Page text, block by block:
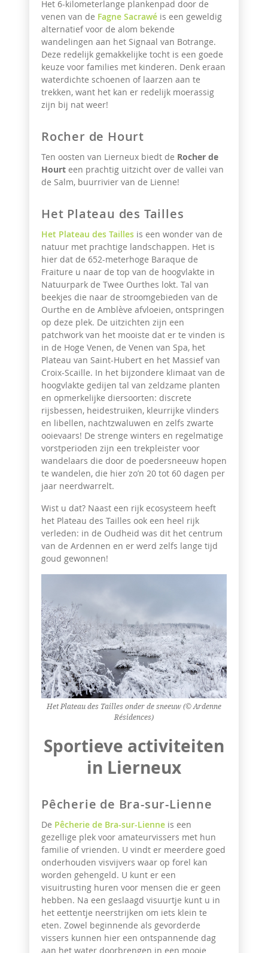
Het 6-kilometerlange plankenpad door de
venen van de Fagne Sacrawé is een geweldig
alternatief voor de alom bekende
wandelingen aan het Signaal van Botrange.
Deze redelijk gemakkelijke tocht is een goede
keuze voor families met kinderen. Denk eraan
waterdichte schoenen of laarzen aan te
trekken, want het kan er redelijk moerassig
zijn bij nat weer!
Rocher de Hourt
Ten oosten van Lierneux biedt de Rocher de
Hourt een prachtig uitzicht over de vallei van
de Salm, buurrivier van de Lienne!
Het Plateau des Tailles
Het Plateau des Tailles is een wonder van de
natuur met prachtige landschappen. Het is
hier dat de 652-meterhoge Baraque de
Fraiture u naar de top van de hoogvlakte in
Natuurpark de Twee Ourthes lokt. Tal van
beekjes die naar de stroomgebieden van de
Ourthe en de Amblève afvloeien, ontspringen
op deze plek. De uitzichten zijn een
patchwork van het mooiste dat er te vinden is
in de Hoge Venen, de Venen van Spa, het
Plateau van Saint-Hubert en het Massief van
Croix-Scaille. In het bijzondere klimaat van de
hoogvlakte gedijen tal van zeldzame planten
en opmerkelijke diersoorten: discrete
rijsbessen, heidestruiken, kleurrijke vlinders
en libellen, nachtzwaluwen en zelfs zwarte
ooievaars! De strenge winters en regelmatige
vorstperioden zijn een trekpleister voor
wandelaars die door de poedersneeuw hopen
te wandelen, die hier zo’n 20 tot 60 dagen per
jaar neerdwarrelt.
Wist u dat? Naast een rijk ecosysteem heeft
het Plateau des Tailles ook een heel rijk
verleden: in de Oudheid was dit het centrum
van de Ardennen en er werd zelfs lange tijd
goud gewonnen!
Het Plateau des Tailles onder de sneeuw (© Ardenne
Résidences)
Sportieve activiteiten
in Lierneux
Pêcherie de Bra-sur-Lienne
De Pêcherie de Bra-sur-Lienne is een
gezellige plek voor amateurvissers met hun
familie of vrienden. U vindt er meerdere goed
onderhouden visvijvers waar op forel kan
worden gehengeld. U kunt er een
visuitrusting huren voor mensen die er geen
hebben. Na een geslaagd visuurtje kunt u in
het eettentje neerstrijken om iets klein te
eten. Zowel beginnende als gevorderde
vissers kunnen hier een ontspannende dag
aan het water doorbrengen in een mooie